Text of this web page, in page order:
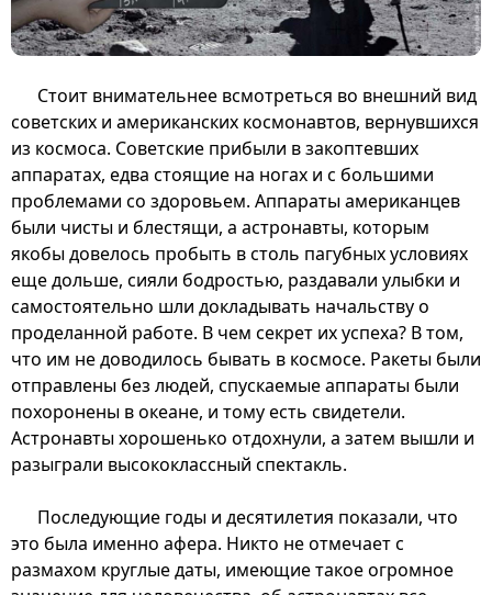
Стоит внимательнее всмотреться во внешний вид
советских и американских космонавтов, вернувшихся
из космоса. Советские прибыли в закоптевших
аппаратах, едва стоящие на ногах и с большими
проблемами со здоровьем. Аппараты американцев
были чисты и блестящи, а астронавты, которым
якобы довелось пробыть в столь пагубных условиях
еще дольше, сияли бодростью, раздавали улыбки и
самостоятельно шли докладывать начальству о
проделанной работе. В чем секрет их успеха? В том,
что им не доводилось бывать в космосе. Ракеты были
отправлены без людей, спускаемые аппараты были
похоронены в океане, и тому есть свидетели.
Астронавты хорошенько отдохнули, а затем вышли и
разыграли высококлассный спектакль.
Последующие годы и десятилетия показали, что
это была именно афера. Никто не отмечает с
размахом круглые даты, имеющие такое огромное